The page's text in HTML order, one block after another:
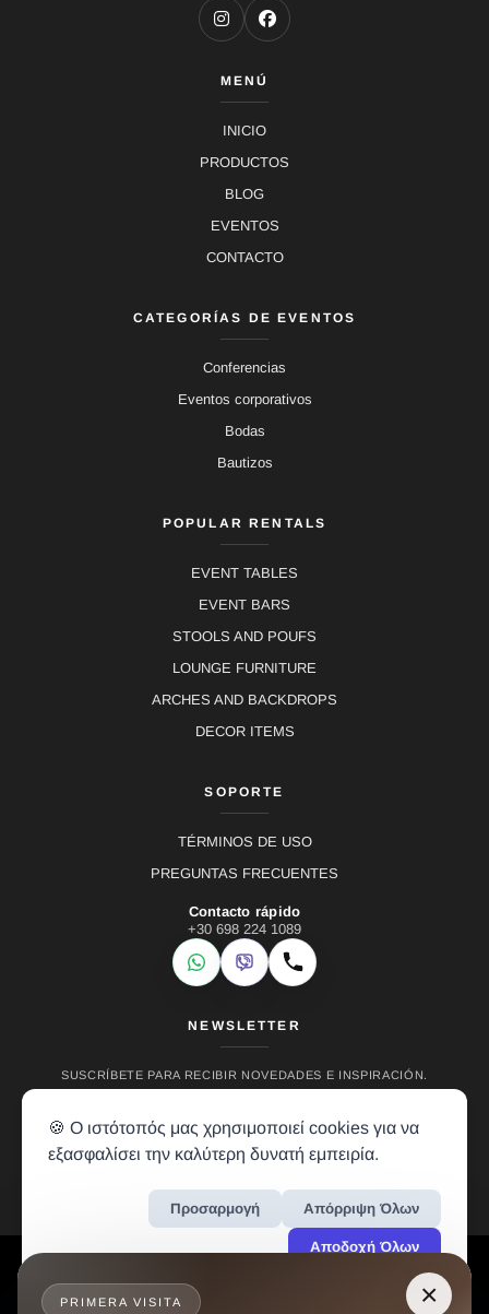
MENÚ
INICIO
PRODUCTOS
BLOG
EVENTOS
CONTACTO
CATEGORÍAS DE EVENTOS
Conferencias
Eventos corporativos
Bodas
Bautizos
POPULAR RENTALS
EVENT TABLES
EVENT BARS
STOOLS AND POUFS
LOUNGE FURNITURE
ARCHES AND BACKDROPS
DECOR ITEMS
SOPORTE
TÉRMINOS DE USO
PREGUNTAS FRECUENTES
Contacto rápido
+30 698 224 1089
WhatsApp
Viber Llamar
NEWSLETTER
SUSCRÍBETE PARA RECIBIR NOVEDADES E INSPIRACIÓN.
×
PRIMERA VISITA
🍪 Ο ιστότοπός μας χρησιμοποιεί cookies για να
εξασφαλίσει την καλύτερη δυνατή εμπειρία.
Προσαρμογή Απόρριψη Όλων
Αποδοχή Όλων